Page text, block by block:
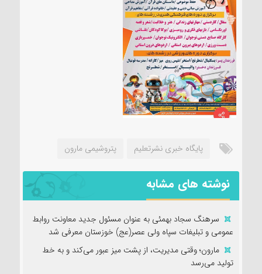
پایگاه خبری نشرتعلیم پتروشیمی مارون
نوشته های مشابه
سرهنگ سجاد بهمئی به عنوان مسئول جدید معاونت روابط
عمومی و تبلیغات سپاه ولی عصر(عج) خوزستان معرفی شد
مارون؛ وقتی مدیریت، از پشت میز عبور می‌کند و به خط
تولید می‌رسد